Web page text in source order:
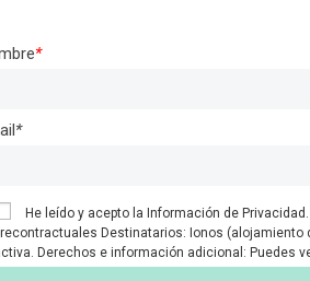
*
*
He leído y acepto la Información de Privacidad.
Destinatarios: Ionos
Derechos e información adicional: Puedes